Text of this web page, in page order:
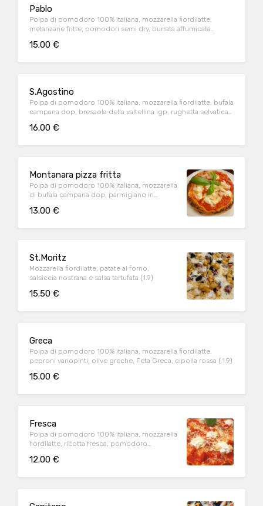
Pablo
Polpa di pomodoro 100% italiana, mozzarella fiordilatte,
melanzane fritte, pomodori semi dry, burrata affumicata
15.00 €
S.Agostino
Polpa di pomodoro 100% italiana, mozzarella fiordilatte, bufala
campana dop, bresaola della valtellina igp, rughetta selvatica,
16.00 €
Montanara pizza fritta
Polpa di pomodoro 100% italiana, mozzarella
di bufala campana dop, parmigiano in
13.00 €
St.Moritz
Mozzarella fiordilatte, patate al forno,
salsiccia nostrana e salsa tartufata (1.9)
15.50 €
Greca
Polpa di pomodoro 100% italiana, mozzarella fiordilatte,
peproni variopinti, olive greche, Feta Greca, cipolla rossa (.1.9)
15.00 €
Fresca
Polpa di pomodoro 100% italiana, mozzarella
fiordilatte, ricotta fresca, pomodoro
12.00 €